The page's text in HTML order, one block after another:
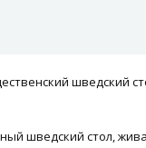
шведский
шведский стол,